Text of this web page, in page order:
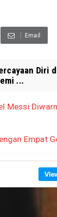
Email
Diri
...
Messi
Empat